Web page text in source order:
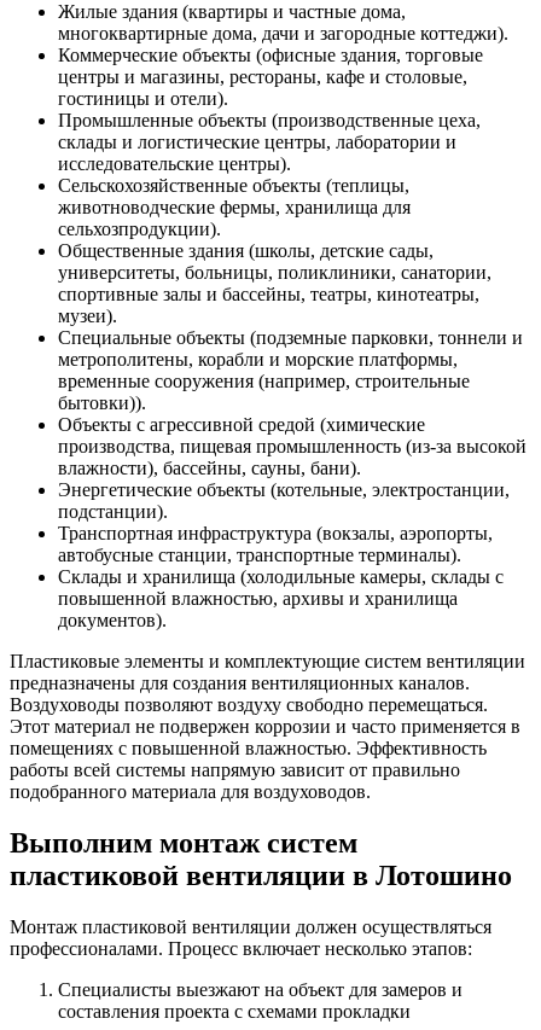
Жилые здания (квартиры и частные дома,
многоквартирные дома, дачи и загородные коттеджи).
Коммерческие объекты (офисные здания, торговые
центры и магазины, рестораны, кафе и столовые,
гостиницы и отели).
Промышленные объекты (производственные цеха,
склады и логистические центры, лаборатории и
исследовательские центры).
Сельскохозяйственные объекты (теплицы,
животноводческие фермы, хранилища для
сельхозпродукции).
Общественные здания (школы, детские сады,
университеты, больницы, поликлиники, санатории,
спортивные залы и бассейны, театры, кинотеатры,
музеи).
Специальные объекты (подземные парковки, тоннели и
метрополитены, корабли и морские платформы,
временные сооружения (например, строительные
бытовки)).
Объекты с агрессивной средой (химические
производства, пищевая промышленность (из-за высокой
влажности), бассейны, сауны, бани).
Энергетические объекты (котельные, электростанции,
подстанции).
Транспортная инфраструктура (вокзалы, аэропорты,
автобусные станции, транспортные терминалы).
Склады и хранилища (холодильные камеры, склады с
повышенной влажностью, архивы и хранилища
документов).
Пластиковые элементы и комплектующие систем вентиляции
предназначены для создания вентиляционных каналов.
Воздуховоды позволяют воздуху свободно перемещаться.
Этот материал не подвержен коррозии и часто применяется в
помещениях с повышенной влажностью. Эффективность
работы всей системы напрямую зависит от правильно
подобранного материала для воздуховодов.
Выполним монтаж систем
пластиковой вентиляции в Лотошино
Монтаж пластиковой вентиляции должен осуществляться
профессионалами. Процесс включает несколько этапов:
Специалисты выезжают на объект для замеров и
составления проекта с схемами прокладки